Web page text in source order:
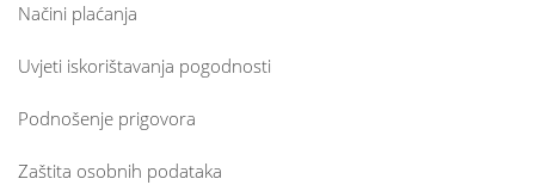
Načini plaćanja
Uvjeti iskorištavanja pogodnosti
Podnošenje prigovora
Zaštita osobnih podataka